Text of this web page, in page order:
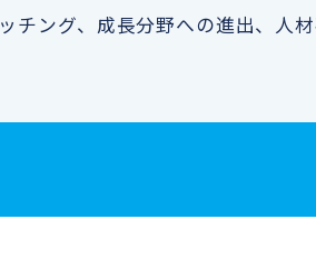
チング、成長分野への進出、人